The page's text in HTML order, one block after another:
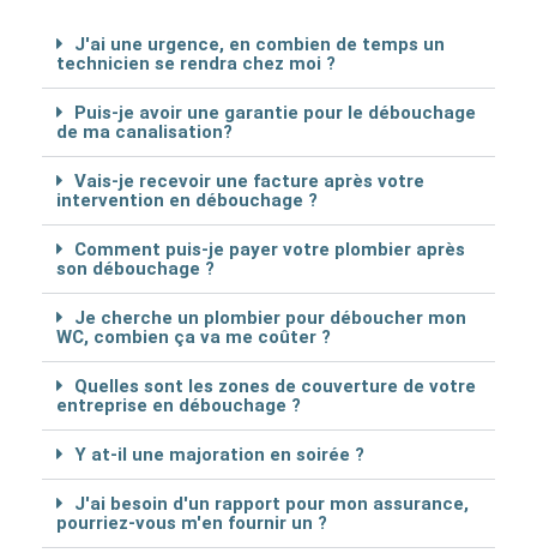
J'ai une urgence, en combien de temps un
technicien se rendra chez moi ?
Puis-je avoir une garantie pour le débouchage
de ma canalisation?
Vais-je recevoir une facture après votre
intervention en débouchage ?
Comment puis-je payer votre plombier après
son débouchage ?
Je cherche un plombier pour déboucher mon
WC, combien ça va me coûter ?
Quelles sont les zones de couverture de votre
entreprise en débouchage ?
Y at-il une majoration en soirée ?
J'ai besoin d'un rapport pour mon assurance,
pourriez-vous m'en fournir un ?